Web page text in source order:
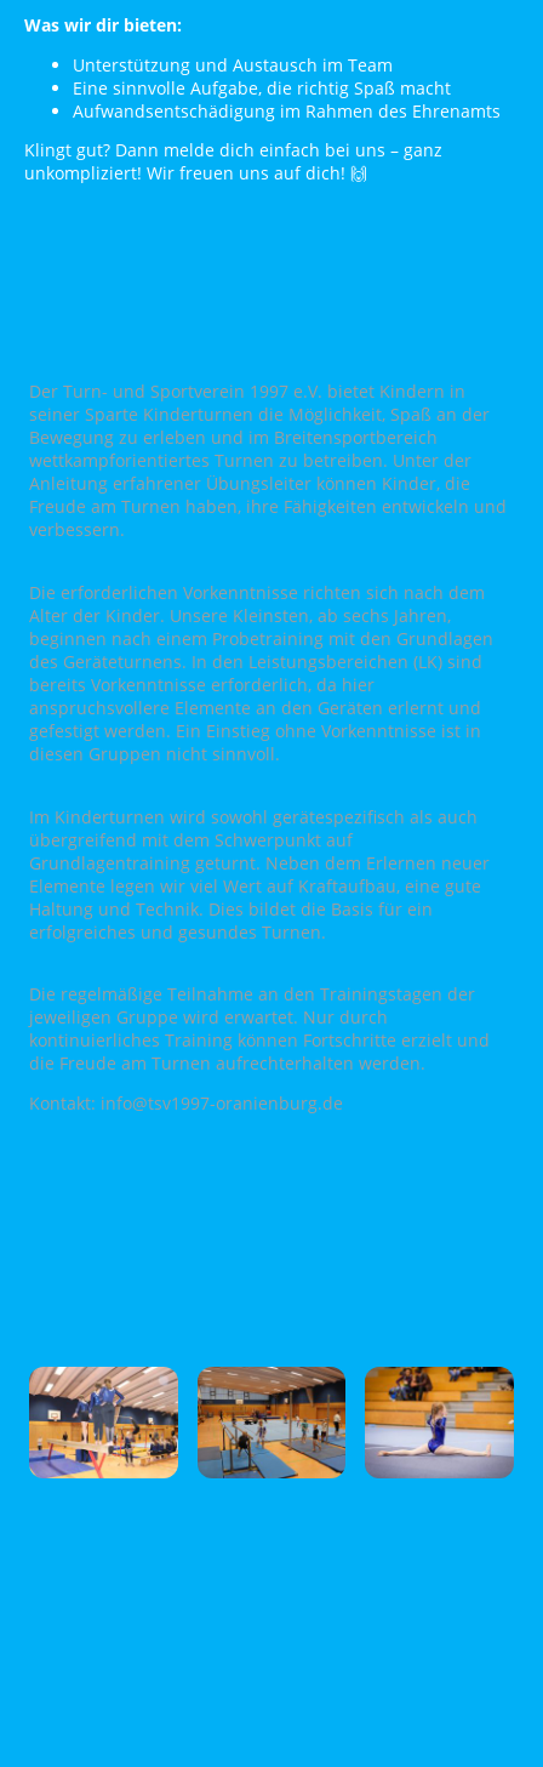
Was wir dir bieten:
Unterstützung und Austausch im Team
Eine sinnvolle Aufgabe, die richtig Spaß macht
Aufwandsentschädigung im Rahmen des Ehrenamts
Klingt gut? Dann melde dich einfach bei uns – ganz
unkompliziert! Wir freuen uns auf dich! 🙌
Der Turn- und Sportverein 1997 e.V. bietet Kindern in
seiner Sparte Kinderturnen die Möglichkeit, Spaß an der
Bewegung zu erleben und im Breitensportbereich
wettkampforientiertes Turnen zu betreiben. Unter der
Anleitung erfahrener Übungsleiter können Kinder, die
Freude am Turnen haben, ihre Fähigkeiten entwickeln und
verbessern.
Die erforderlichen Vorkenntnisse richten sich nach dem
Alter der Kinder. Unsere Kleinsten, ab sechs Jahren,
beginnen nach einem Probetraining mit den Grundlagen
des Geräteturnens. In den Leistungsbereichen (LK) sind
bereits Vorkenntnisse erforderlich, da hier
anspruchsvollere Elemente an den Geräten erlernt und
gefestigt werden. Ein Einstieg ohne Vorkenntnisse ist in
diesen Gruppen nicht sinnvoll.
Im Kinderturnen wird sowohl gerätespezifisch als auch
übergreifend mit dem Schwerpunkt auf
Grundlagentraining geturnt. Neben dem Erlernen neuer
Elemente legen wir viel Wert auf Kraftaufbau, eine gute
Haltung und Technik. Dies bildet die Basis für ein
erfolgreiches und gesundes Turnen.
Die regelmäßige Teilnahme an den Trainingstagen der
jeweiligen Gruppe wird erwartet. Nur durch
kontinuierliches Training können Fortschritte erzielt und
die Freude am Turnen aufrechterhalten werden.
Kontakt: info@tsv1997-oranienburg.de